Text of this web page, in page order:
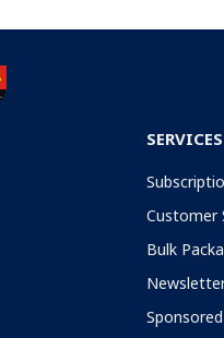
SERVICES
Customer
Bulk